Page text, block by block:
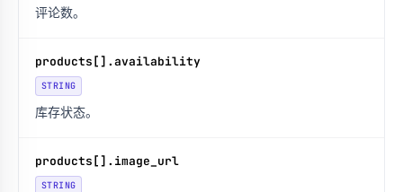
评论数。
products[].availability
STRING
库存状态。
products[].image_url
STRING